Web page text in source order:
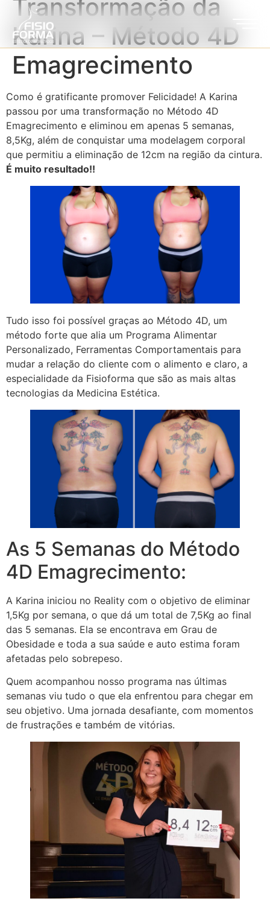
Transformação da
Karina – Método 4D
Emagrecimento
Como é gratificante promover Felicidade! A Karina
passou por uma transformação no Método 4D
Emagrecimento e eliminou em apenas 5 semanas,
8,5Kg, além de conquistar uma modelagem corporal
que permitiu a eliminação de 12cm na região da cintura.
É muito resultado!!
Tudo isso foi possível graças ao Método 4D, um
método forte que alia um Programa Alimentar
Personalizado, Ferramentas Comportamentais para
mudar a relação do cliente com o alimento e claro, a
especialidade da Fisioforma que são as mais altas
tecnologias da Medicina Estética.
As 5 Semanas do Método
4D Emagrecimento:
A Karina iniciou no Reality com o objetivo de eliminar
1,5Kg por semana, o que dá um total de 7,5Kg ao final
das 5 semanas. Ela se encontrava em Grau de
Obesidade e toda a sua saúde e auto estima foram
afetadas pelo sobrepeso.
Quem acompanhou nosso programa nas últimas
semanas viu tudo o que ela enfrentou para chegar em
seu objetivo. Uma jornada desafiante, com momentos
de frustrações e também de vitórias.